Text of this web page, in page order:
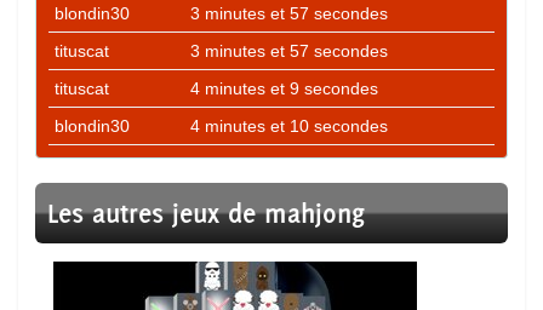
blondin30
3 minutes et 57 secondes
tituscat
3 minutes et 57 secondes
tituscat
4 minutes et 9 secondes
blondin30
4 minutes et 10 secondes
Les autres jeux de mahjong